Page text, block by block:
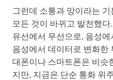
그런데 소통과 망이라는
모든 것이 바뀌고 발전했
유선에서 무선으로, 음성
음성에서 데이터로 변화한
대폰이나 스마트폰은 비슷
지만, 지금은 단순 통화 위